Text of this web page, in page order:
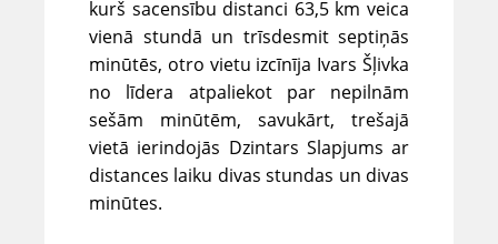
kurš sacensību distanci 63,5 km veica
vienā stundā un trīsdesmit septiņās
minūtēs, otro vietu izcīnīja Ivars Šļivka
no līdera atpaliekot par nepilnām
sešām minūtēm, savukārt, trešajā
vietā ierindojās Dzintars Slapjums ar
distances laiku divas stundas un divas
minūtes.